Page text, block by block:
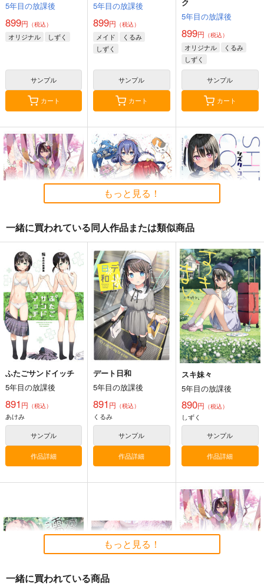
コミケ童話の裏話総集
編4
おのでら総本舗
1,540円（税込）
FETISH ACADEMY
ロイヤルマウンテン
770円（税込）
オリジナル
青山 澄香
白峰 莉花
黒白のアヴェスター 2
神座万象・第十四機
関
専売 2,178
黒白のアヴェスター 1
神座万象・第十四機
関
2,178円（税込）
オリジナル
ぽに子の食レポごはん
図鑑3
なぐもカレー部
円（税込）
オリジナル
≪新刊発売記念
≫【B5アクリルボー
ド】艶娘幻夢譚
T2 ART WORKS
4,400円（税込）
オリジナル
カート
5年目の放課後
899円 （税込）
オリジナル しずく
サンプル
カート
5年目の放課後
899円 （税込）
メイド
くるみ
しずく
サンプル
カート
5年目の放課後
899円 （税込）
オリジナル
くるみ
しずく
サンプル
カート
恋衣
5年目の放課後
891円（税込）
オリジナル
くるみ
しずく
サンプル
カート
5TH BROWSING
5年目の放課後
1,100円（税込）
よろず
ドロシー
有馬かな
サンプル
カート
シズク・コンプレック
ス
5年目の放課後
891円（税込）
オリジナル しずく
サンプル
カート
5年目の放課後
5年目の放課後
899円（税込）
ふたごサンドイッチ
5年目の放課後
もっと見る！
一緒に買われている同人作品または類似商品
ふたごサンドイッチ
5年目の放課後
891 円 （税込）
あけみ
サンプル
作品詳細
デート日和
5年目の放課後
891 円 （税込）
くるみ
サンプル
作品詳細
スキ妹々
5年目の放課後
890円 （税込）
しずく
サンプル
作品詳細
もっと見る！
一緒に買われている商品